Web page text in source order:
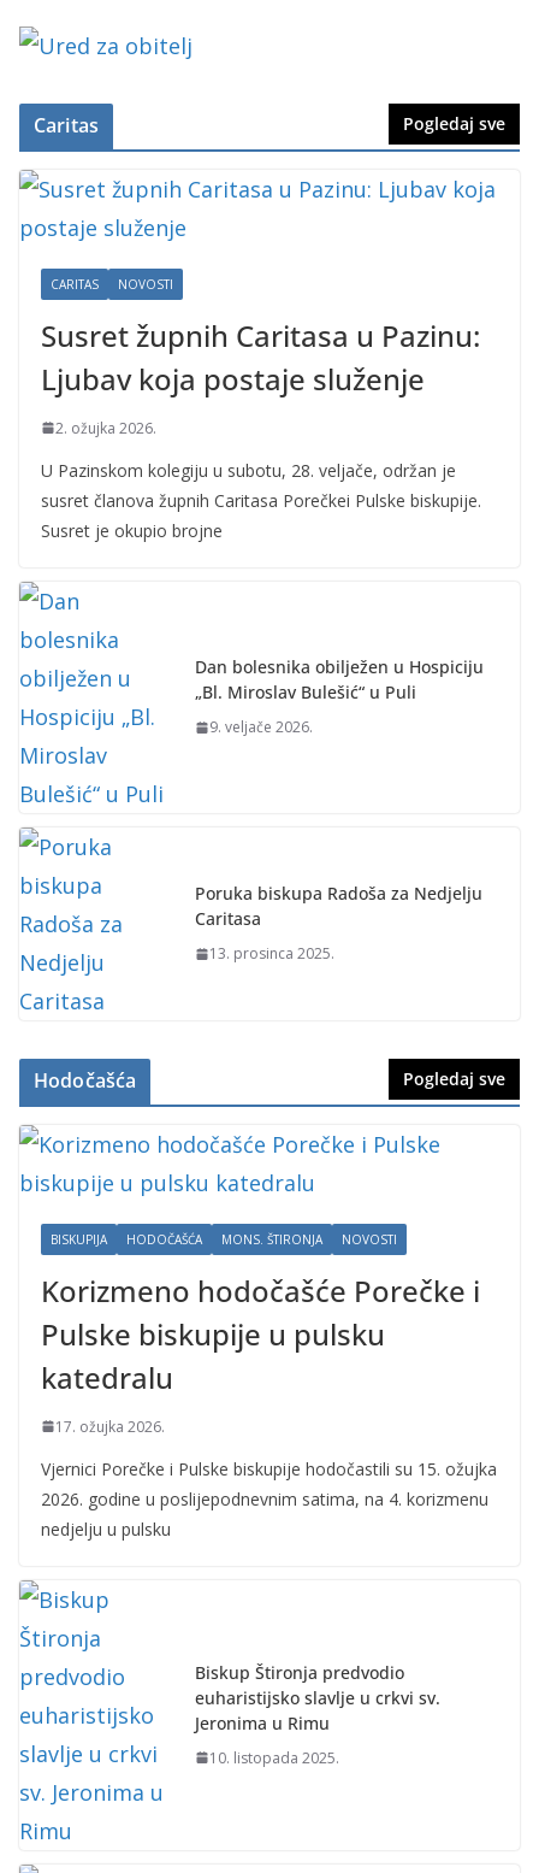
Caritas Pogledaj sve
CARITAS NOVOSTI
Susret župnih Caritasa u Pazinu:
Ljubav koja postaje služenje
2. ožujka 2026.
U Pazinskom kolegiju u subotu, 28. veljače, održan je
susret članova župnih Caritasa Porečkei Pulske biskupije.
Susret je okupio brojne
Dan bolesnika obilježen u Hospiciju
„Bl. Miroslav Bulešić“ u Puli
9. veljače 2026.
Poruka biskupa Radoša za Nedjelju
Caritasa
13. prosinca 2025.
Hodočašća Pogledaj sve
BISKUPIJA HODOČAŠĆA MONS. ŠTIRONJA NOVOSTI
Korizmeno hodočašće Porečke i
Pulske biskupije u pulsku
katedralu
17. ožujka 2026.
Vjernici Porečke i Pulske biskupije hodočastili su 15. ožujka
2026. godine u poslijepodnevnim satima, na 4. korizmenu
nedjelju u pulsku
Biskup Štironja predvodio
euharistijsko slavlje u crkvi sv.
Jeronima u Rimu
10. listopada 2025.